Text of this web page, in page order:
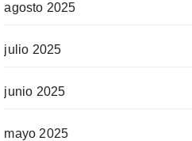
agosto 2025
julio 2025
junio 2025
mayo 2025